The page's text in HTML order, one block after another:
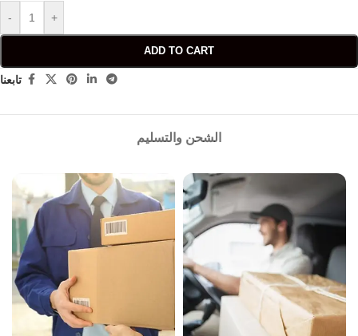
- +
ADD TO CART
تابعنا
الشحن والتسليم